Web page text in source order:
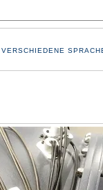
VERSCHIEDENE